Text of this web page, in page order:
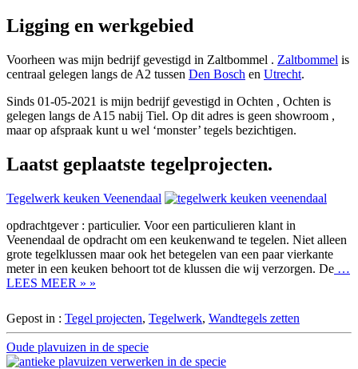
Ligging en werkgebied
Voorheen was mijn bedrijf gevestigd in Zaltbommel . Zaltbommel is
centraal gelegen langs de A2 tussen Den Bosch en Utrecht.
Sinds 01-05-2021 is mijn bedrijf gevestigd in Ochten , Ochten is
gelegen langs de A15 nabij Tiel. Op dit adres is geen showroom ,
maar op afspraak kunt u wel ‘monster’ tegels bezichtigen.
Laatst geplaatste tegelprojecten.
Tegelwerk keuken Veenendaal
opdrachtgever : particulier. Voor een particulieren klant in
Veenendaal de opdracht om een keukenwand te tegelen. Niet alleen
grote tegelklussen maar ook het betegelen van een paar vierkante
meter in een keuken behoort tot de klussen die wij verzorgen. De …
LEES MEER » »
Gepost in : Tegel projecten, Tegelwerk, Wandtegels zetten
Oude plavuizen in de specie